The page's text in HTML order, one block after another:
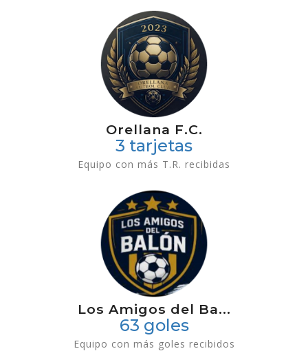
Orellana F.C.
3 tarjetas
Equipo con más T.R. recibidas
Los Amigos del Ba...
63 goles
Equipo con más goles recibidos